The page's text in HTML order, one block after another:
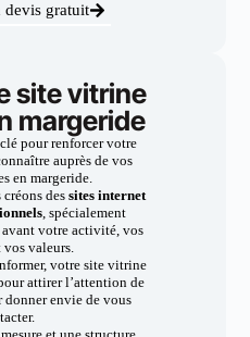
devis gratuit
site vitrine
margeride
pour renforcer votre
auprès de vos
en margeride.
dessites internet
, spécialement
votre activité, vos
vos valeurs.
votre site vitrine
attirer l’attention de
donner envie de vous